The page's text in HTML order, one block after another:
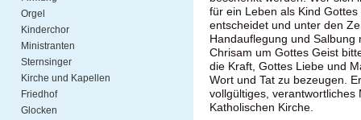
Orgel
Kinderchor
Ministranten
Sternsinger
Kirche und Kapellen
Friedhof
Glocken
für ein Leben als Kind Gottes
entscheidet und unter den
Handauflegung und Salbung
Chrisam um Gottes Geist
die Kraft, Gottes Liebe und
Wort und Tat zu bezeugen.
vollgültiges, verantwortliches
Katholischen Kirche.